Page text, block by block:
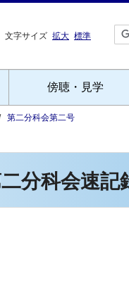
文字サイズ 拡大 標準
傍聴・見学
第二分科会第二号
分科会速記